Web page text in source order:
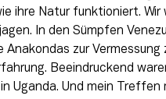
ihre Natur funktioniert. Wir
In den Sümpfen
Anakondas zur Vermessung
Beeindruckend
Uganda. Und mein Treffen